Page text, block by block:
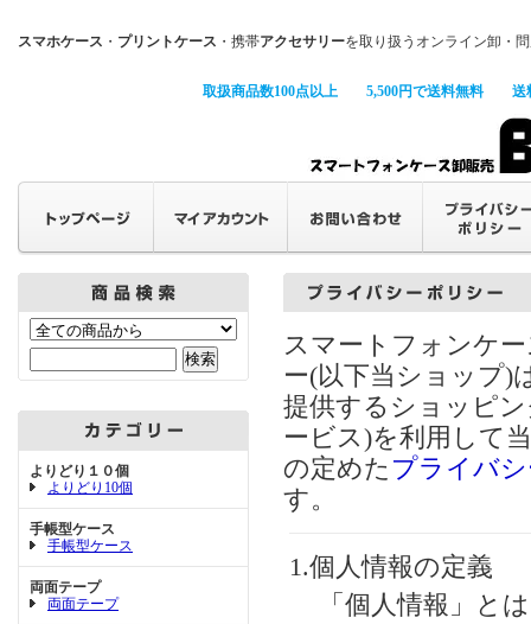
スマホケース ・ プリントケース ・携帯アクセサリーを取り扱うオンライン卸・
取扱商品数100点以上 5,500円で送料無料 送
よりどり１０個
よりどり10個
手帳型ケース
手帳型ケース
両面テープ
両面テープ
スマートフォンケ
ー(以下当ショップ)
提供するショッピ
ービス)を利用して
の定めた プライバ
す。
1.個人情報の定義
「個人情報」と